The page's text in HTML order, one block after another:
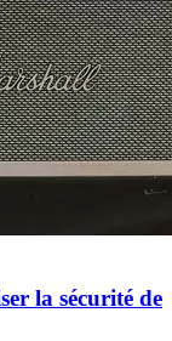
la sécurité de